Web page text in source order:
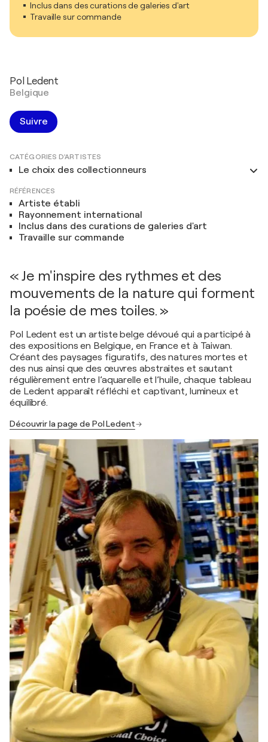
Inclus dans des curations de galeries d'art
Travaille sur commande
Pol Ledent
Belgique
Suivre
CATÉGORIES D'ARTISTES
Le choix des collectionneurs
RÉFÉRENCES
Artiste établi
Rayonnement international
Inclus dans des curations de galeries d'art
Travaille sur commande
« Je m'inspire des rythmes et des
mouvements de la nature qui forment
la poésie de mes toiles. »
Pol Ledent est un artiste belge dévoué qui a participé à
des expositions en Belgique, en France et à Taiwan.
Créant des paysages figuratifs, des natures mortes et
des nus ainsi que des œuvres abstraites et sautant
régulièrement entre l’aquarelle et l’huile, chaque tableau
de Ledent apparaît réfléchi et captivant, lumineux et
équilibré.
Découvrir la page de Pol Ledent